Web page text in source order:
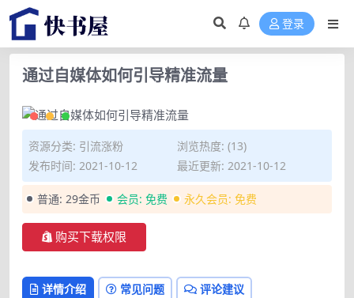
登录
通过自媒体如何引导精准流量
资源分类: 引流涨粉
浏览热度: (13)
发布时间: 2021-10-12
最近更新: 2021-10-12
普通: 29金币 会员: 免费 永久会员: 免费
购买下载权限
详情介绍 常见问题 评论建议